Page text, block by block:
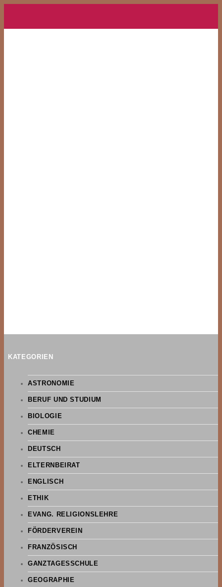
KATEGORIEN
ASTRONOMIE
BERUF UND STUDIUM
BIOLOGIE
CHEMIE
DEUTSCH
ELTERNBEIRAT
ENGLISCH
ETHIK
EVANG. RELIGIONSLEHRE
FÖRDERVEREIN
FRANZÖSISCH
GANZTAGESSCHULE
GEOGRAPHIE